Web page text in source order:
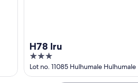
H78 Iru
3
out
of
Lot no. 11085 Hulhumale Hulhumale